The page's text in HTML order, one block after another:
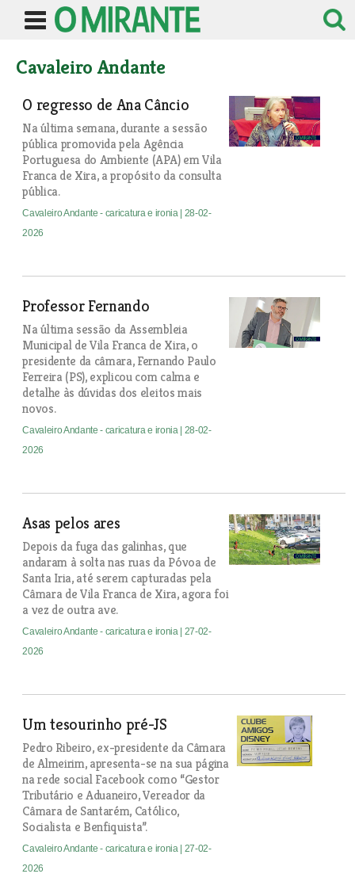
Cavaleiro Andante
O regresso de Ana Câncio
Na última semana, durante a sessão
pública promovida pela Agência
Portuguesa do Ambiente (APA) em Vila
Franca de Xira, a propósito da consulta
pública.
Cavaleiro Andante - caricatura e ironia | 28-02-
2026
Professor Fernando
Na última sessão da Assembleia
Municipal de Vila Franca de Xira, o
presidente da câmara, Fernando Paulo
Ferreira (PS), explicou com calma e
detalhe às dúvidas dos eleitos mais
novos.
Cavaleiro Andante - caricatura e ironia | 28-02-
2026
Asas pelos ares
Depois da fuga das galinhas, que
andaram à solta nas ruas da Póvoa de
Santa Iria, até serem capturadas pela
Câmara de Vila Franca de Xira, agora foi
a vez de outra ave.
Cavaleiro Andante - caricatura e ironia | 27-02-
2026
Um tesourinho pré-JS
Pedro Ribeiro, ex-presidente da Câmara
de Almeirim, apresenta-se na sua página
na rede social Facebook como “Gestor
Tributário e Aduaneiro, Vereador da
Câmara de Santarém, Católico,
Socialista e Benfiquista”.
Cavaleiro Andante - caricatura e ironia | 27-02-
2026